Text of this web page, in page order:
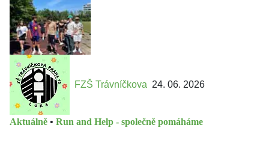
FZŠ Trávníčkova 24. 06. 2026
Aktuálně • Run and Help - společně pomáháme